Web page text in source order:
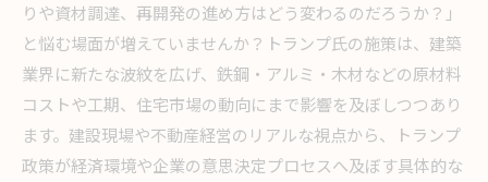
りや資材調達、再開発の進め方はどう変わるのだろうか？」
と悩む場面が増えていませんか？トランプ氏の施策は、建築
業界に新たな波紋を広げ、鉄鋼・アルミ・木材などの原材料
コストや工期、住宅市場の動向にまで影響を及ぼしつつあり
ます。建設現場や不動産経営のリアルな視点から、トランプ
政策が経済環境や企業の意思決定プロセスへ及ぼす具体的な